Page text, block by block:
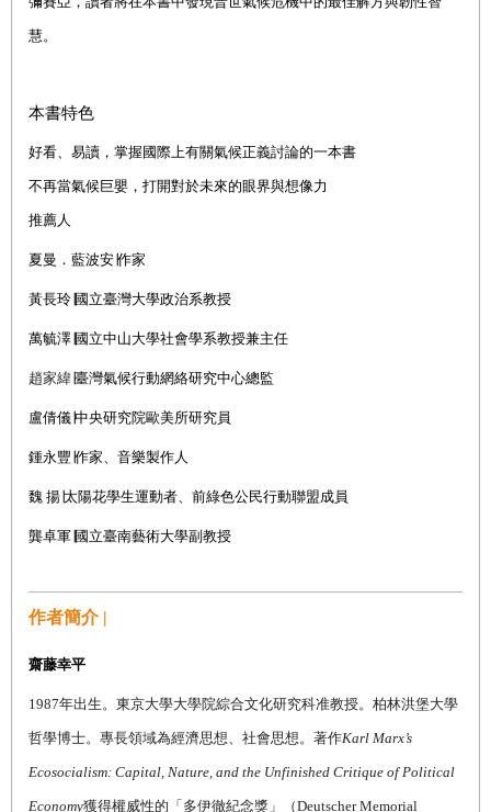
慧。
本書特色
好看、易讀，掌握國際上有關氣候正義討論的一本書
不再當氣候巨嬰，打開對於未來的眼界與想像力
推薦人
夏曼．藍波安∣作家
黃長玲∣國立臺灣大學政治系教授
萬毓澤∣國立中山大學社會學系教授兼主任
趙家緯∣臺灣氣候行動網絡研究中心總監
盧倩儀∣中央研究院歐美所研究員
鍾永豐 ∣作家、音樂製作人
魏 揚∣太陽花學生運動者、前綠色公民行動聯盟成員
龔卓軍∣國立臺南藝術大學副教授
作者簡介 |
齋藤幸平
1987年出生。東京大學大學院綜合文化研究科准教授。柏林洪堡大學
哲學博士。專長領域為經濟思想、社會思想。著作Karl Marx’s
Ecosocialism: Capital, Nature, and the Unfinished Critique of Political
Economy獲得權威性的「多伊徹紀念獎」（Deutscher Memorial